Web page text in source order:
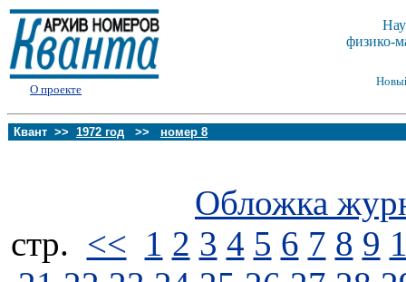
О проекте
физико-
Квант >> 1972 год >> номер 8
Обложка
стp. << 1 2 3 4 5 6 7 8 9